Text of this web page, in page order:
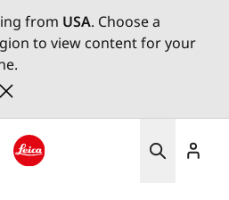
from USA. Choose a
to view content for your